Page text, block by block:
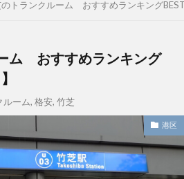
トランクルーム おすすめランキング
ム おすすめランキング
ルーム, 格安, 竹芝
港区